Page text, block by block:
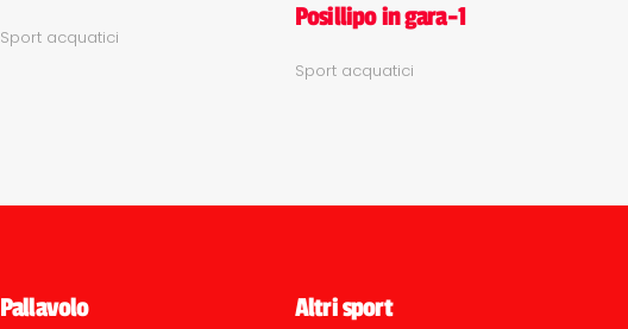
Sport acquatici
Posillipo in gara-1
Sport acquatici
Pallavolo Altri sport